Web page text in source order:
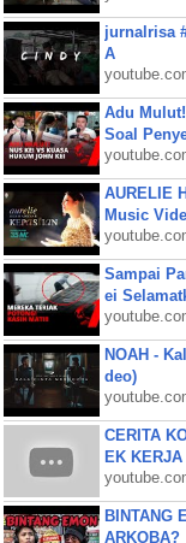
jurnalrisa
A
Adu
Soal
AURELIE
Music
Sampai
ei
NOAH -
deo)
CERITA
EK
BINTANG
ARKOBA?